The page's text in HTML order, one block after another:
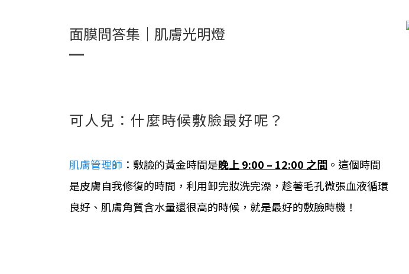
面膜問答集｜肌膚光明燈
可人兒：什麼時候敷臉最好呢？
肌膚管理師 ：敷臉的黃金時間是晚上 9:00 – 12:00 之間 。這個時間
是皮膚自我修復的時間，利用卸完妝洗完澡，趁著毛孔微張血液循環
良好、肌膚角質含水量還很高的時候，就是最好的敷臉時機！